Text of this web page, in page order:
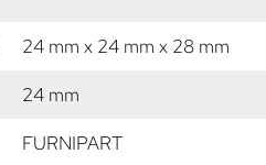
24 mm x 24 mm x 28 mm
24 mm
FURNIPART